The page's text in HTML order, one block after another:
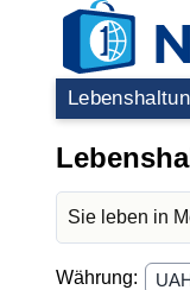
Sie leben in
Währung: